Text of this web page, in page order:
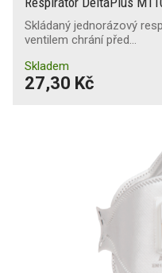
Skládaný jednorázový
ventilem chrání před…
Skladem
27,30 Kč